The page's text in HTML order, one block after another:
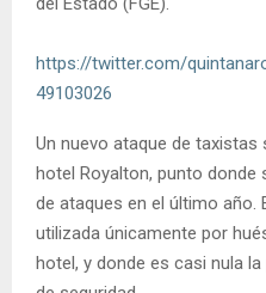
https://twitter.com/
49103026
Un nuevo ataque de
hotel Royalton, punto donde
de ataques en el último año.
utilizada únicamente por
hotel, y donde es casi nula